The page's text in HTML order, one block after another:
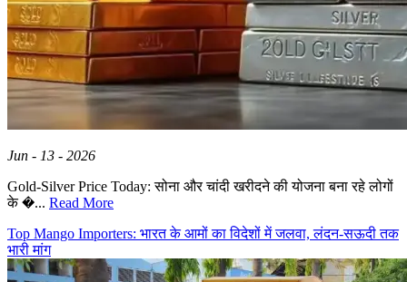
Jun - 13 - 2026
Gold-Silver Price Today: सोना और चांदी खरीदने की योजना बना रहे लोगों
के �... Read More
Top Mango Importers: भारत के आमों का विदेशों में जलवा, लंदन-सऊदी तक
भारी मांग